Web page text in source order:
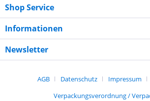
Shop Service
Informationen
Newsletter
AGB Datenschutz Impressum
Verpackungsverordnung /